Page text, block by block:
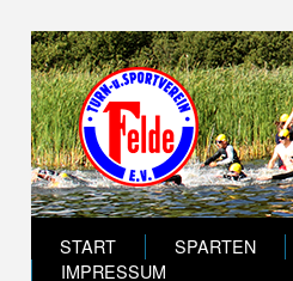
START SPARTEN
IMPRESSUM